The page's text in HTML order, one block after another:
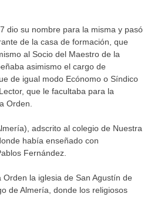
dio su nombre para la misma y pasó
de la casa de formación, que
al Socio del Maestro de la
asimismo el cargo de
de igual modo Ecónomo o Síndico
que le facultaba para la
Orden.
adscrito al colegio de Nuestra
había enseñado con
Fernández.
la iglesia de San Agustín de
de Almería, donde los religiosos